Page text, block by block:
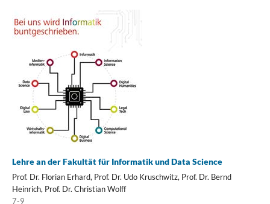
Lehre an der Fakultät für Informatik und Data Science
Prof. Dr. Florian Erhard, Prof. Dr. Udo Kruschwitz, Prof. Dr. Bernd
Heinrich, Prof. Dr. Christian Wolff
7-9